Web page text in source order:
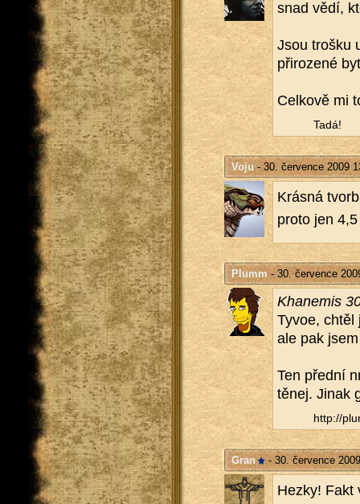
snad vědí,
Jsou troš­ku
při­ro­ze­né
Cel­ko­vě mi
Tadá!
Voju- 30. července 2009
Krás­ná
proto jen
Plumm - 30. července
Kha­ne­mis
Tyvoe, chtěl
ale pak
Ten před­ní
tě­nej. Jinak
http://​
Gran - 30. července
Hezky! Fakt